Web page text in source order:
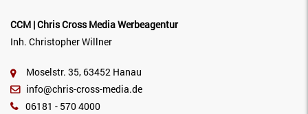
CCM | Chris Cross Media Werbeagentur
Inh. Christopher Willner
Moselstr. 35, 63452 Hanau
info@chris-cross-media.de
06181 - 570 4000